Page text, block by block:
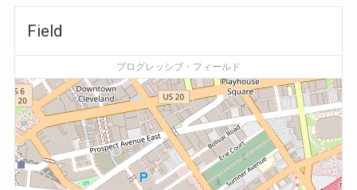
Field
プログレッシブ・フィールド